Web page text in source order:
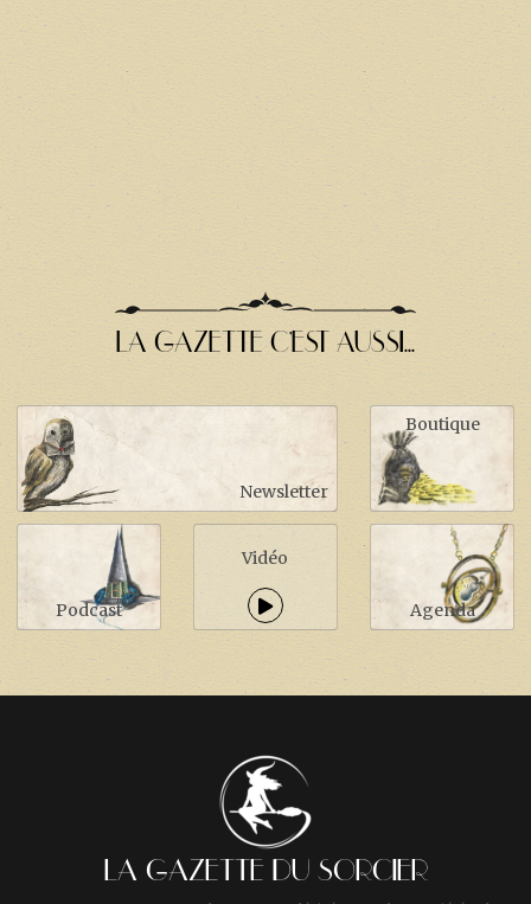
LA GAZETTE C'EST AUSSI...
Newsletter
Boutique
Podcast
Vidéo
Agenda
LA GAZETTE DU SORCIER